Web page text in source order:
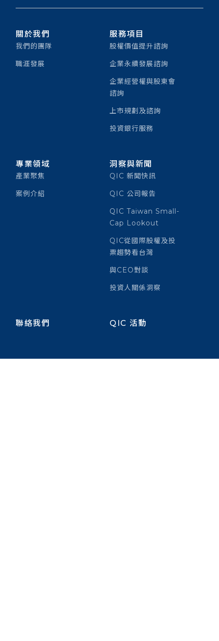
關於我們
我們的團隊
職涯發展
服務項目
股權價值提升諮詢
企業永續發展諮詢
企業經營權與股東會
諮詢
上市規劃及諮詢
投資銀行服務
專業領域
產業聚焦
案例介紹
洞察與新聞
QIC 新聞快訊
QIC 公司報告
QIC Taiwan Small-
Cap Lookout
QIC從國際股權及投
票趨勢看台灣
與CEO對談
投資人關係洞察
聯絡我們 QIC 活動